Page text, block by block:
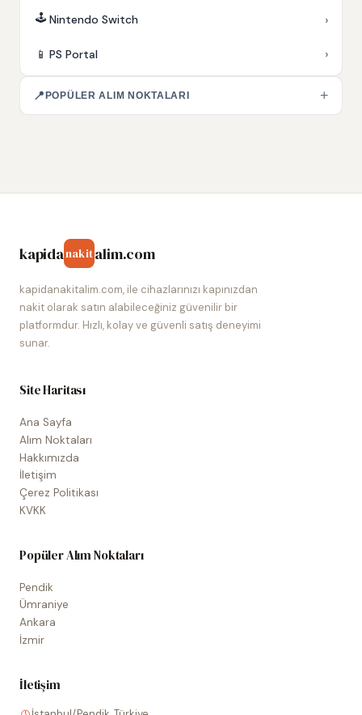
🕹️ Nintendo Switch ›
📱 PS Portal ›
📍 POPÜLER ALIM NOKTALARI +
kapidanakitalim.com
kapidanakitalim.com, ile cihazlarınızı kapınızdan
nakit olarak satın alabileceğiniz güvenilir bir
platformdur. Hızlı, kolay ve güvenli satış deneyimi
sunar.
Site Haritası
Ana Sayfa
Alım Noktaları
Hakkımızda
İletişim
Çerez Politikası
KVKK
Popüler Alım Noktaları
Pendik
Ümraniye
Ankara
İzmir
İletişim